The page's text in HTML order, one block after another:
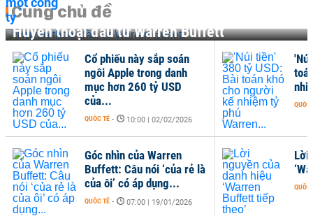
Cùng chủ đề
Huyền thoại đầu tư Warren Buffett
Lời
QUỐC
Cổ phiếu này sắp soán
ngôi Apple trong danh
mục hơn 260 tỷ USD
của...
QUỐC TẾ - 10:00 | 02/02/2026
Góc nhìn của Warren
Buffett: Câu nói ‘của rẻ là
của ôi’ có áp dụng...
QUỐC TẾ - 07:00 | 19/01/2026
QUỐC